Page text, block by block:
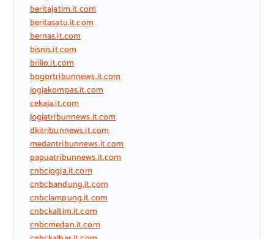
beritajatim.it.com
beritasatu.it.com
bernas.it.com
bisnis.it.com
brilio.it.com
bogortribunnews.it.com
jogjakompas.it.com
cekaja.it.com
jogjatribunnews.it.com
dkitribunnews.it.com
medantribunnews.it.com
papuatribunnews.it.com
cnbcjogja.it.com
cnbcbandung.it.com
cnbclampung.it.com
cnbckaltim.it.com
cnbcmedan.it.com